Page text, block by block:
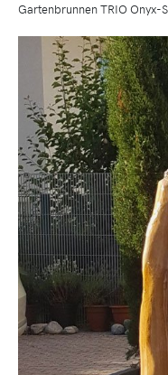
Gartenbrunnen TRIO Onyx-